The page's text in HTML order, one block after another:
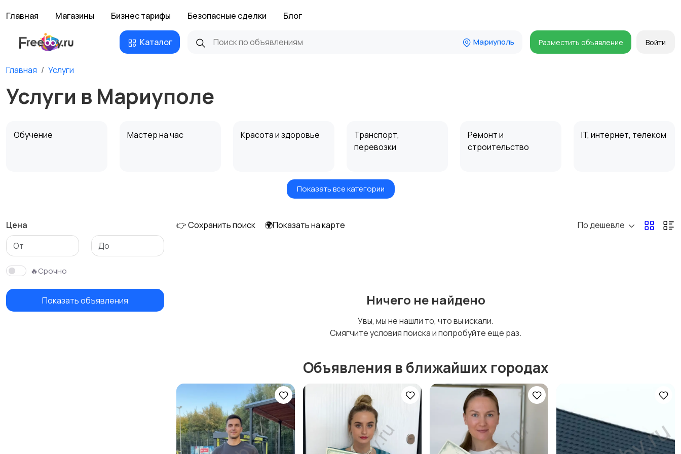
Главная Магазины Бизнес тарифы Безопасные сделки Блог
Каталог Мариуполь Разместить объявление Войти
Главная Услуги
Услуги в Мариуполе
Обучение Мастер на час Красота и здоровье
Транспорт,
перевозки
Ремонт и
строительство
IT, интернет, телеком
Ремонт техники
Изготовление на
заказ
Продукты питания и
Показать все категории
Цена
🔥Срочно
Показать объявления
👉 Сохранить поиск 🌍Показать на карте По дешевле
Ничего не найдено
Увы, мы не нашли то, что вы искали.
Смягчите условия поиска и попробуйте еще раз.
Объявления в ближайших городах